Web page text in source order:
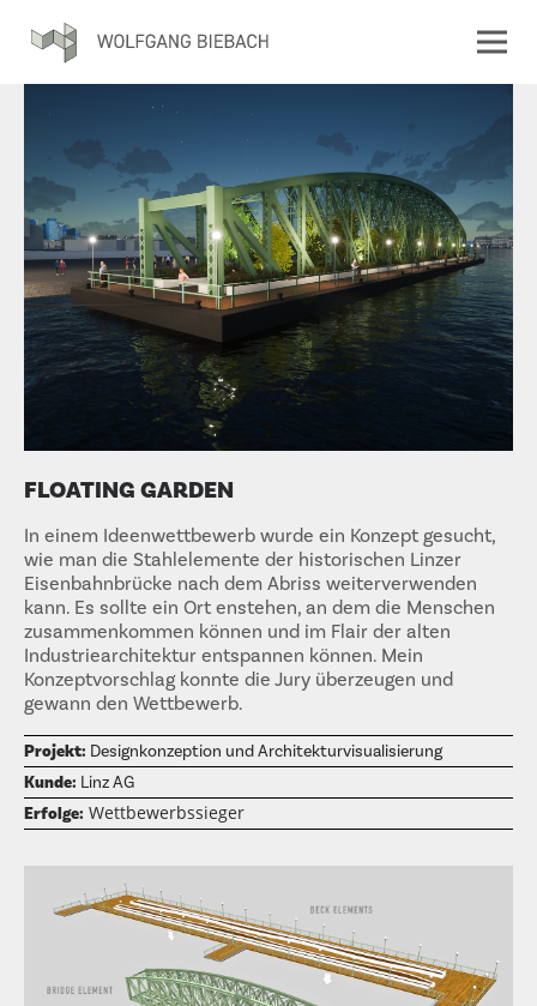
FLOATING GARDEN
In einem Ideenwettbewerb wurde ein Konzept gesucht,
wie man die Stahlelemente der historischen Linzer
Eisenbahnbrücke nach dem Abriss weiterverwenden
kann. Es sollte ein Ort enstehen, an dem die Menschen
zusammenkommen können und im Flair der alten
Industriearchitektur entspannen können. Mein
Konzeptvorschlag konnte die Jury überzeugen und
gewann den Wettbewerb.
Projekt: Designkonzeption und Architekturvisualisierung
Kunde: Linz AG
Erfolge: Wettbewerbssieger